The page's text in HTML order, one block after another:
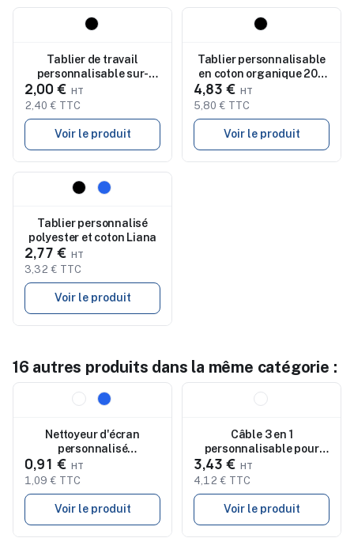
Tablier de travail
personnalisable sur-
mesure Milty
2,00 €
2,40 € TTC
Voir le produit
Tablier personnalisable
en coton organique 200
g/m² Raipur Colour
4,83 €
5,80 € TTC
Voir le produit
Tablier personnalisé
polyester et coton Liana
2,77 €
3,32 € TTC
Voir le produit
16 autres produits dans la même catégorie :
Nettoyeur d'écran
personnalisé
multifonctions Leah
0,91 €
1,09 € TTC
Voir le produit
Câble 3 en 1
personnalisable pour
support téléphone
YAPO+
3,43 €
4,12 € TTC
Voir le produit